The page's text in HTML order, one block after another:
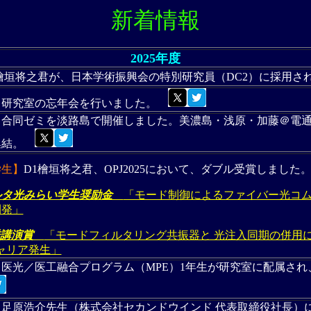
新着情報
2025年度
垣将之君が、日本学術振興会の特別研究員（DC2）に採用さ
研究室の忘年会を行いました。
合同ゼミを淡路島で開催しました。美濃島・浅原・加藤＠電
結。
】 D1檜垣将之君、OPJ2025において、ダブル受賞しまし
光みらい学生奨励金
「モード制御によるファイバー光コ
」
演賞
「モードフィルタリング共振器と 光注入同期の併用
リア発生」
医光／医工融合プログラム（MPE）1年生が研究室に配属さ
足原浩介先生（株式会社セカンドウインド 代表取締役社長）